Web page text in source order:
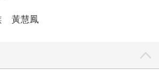
黃慧鳳